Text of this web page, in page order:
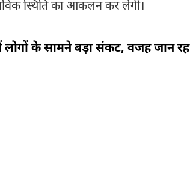
स्थिति का आकलन कर लेगी।
लोगों के सामने बड़ा संकट, वजह जान रह